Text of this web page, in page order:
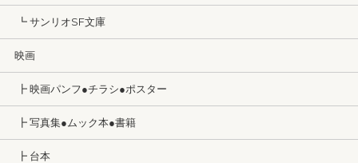
┗ サンリオSF文庫
映画
┣ 映画パンフ●チラシ●ポスター
┣ 写真集●ムック本●書籍
┣ 台本